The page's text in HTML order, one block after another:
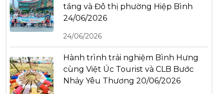
tầng và Đô thị phường Hiệp Bình
24/06/2026
24/06/2026
Hành trình trải nghiệm Bình Hưng
cùng Việt Úc Tourist và CLB Bước
Nhảy Yêu Thương 20/06/2026